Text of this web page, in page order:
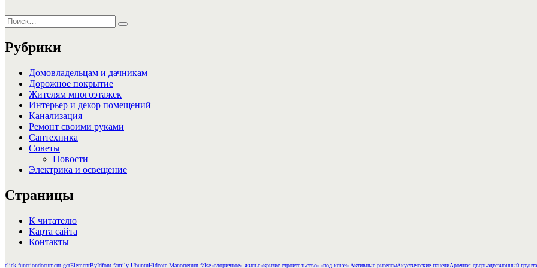
Искать:
Поиск
Рубрики
Домовладельцам и дачникам
Дорожное покрытие
Жителям многоэтажек
Интерьер и декор помещений
Канализация
Ремонт своими руками
Сантехника
Советы
Новости
Электрика и освещение
Страницы
К читателю
Карта сайта
Контакты
click functiondocument getElementByIdfont-family UbuntuHidcote Manorreturn false«вторичное» жилье«кризис строительство»«под ключ»Активные ригелемАкустические панелиАрочная дверьадгезионный грунт